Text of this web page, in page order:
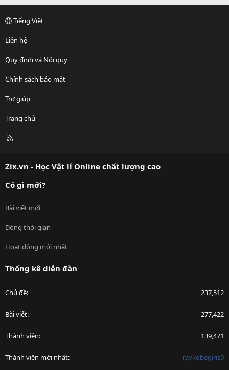
Tiếng Việt
Liên hệ
Quy định và Nội quy
Chính sách bảo mật
Trợ giúp
Trang chủ
R
Zix.vn - Học Vật lí Online chất lượng cao
Có gì mới?
Bài viết mới
Dòng thời gian
Hoạt động mới nhất
Thống kê diễn đàn
Chủ đề 237,512
Bài viết 277,422
Thành viên 139,471
Thành viên mới nhất raykobegiris9